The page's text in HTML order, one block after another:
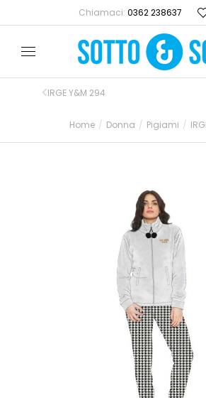
Chiamaci: 0362 238637
Home Donna Pigiami
IRGE Y&M 294